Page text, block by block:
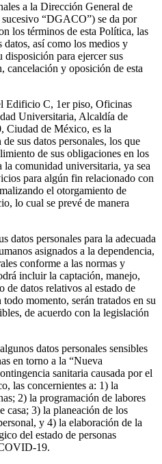
a la Dirección General de
“DGACO”) se da por
los términos de esta Política, las
así como los medios y
disposición para ejercer sus
cancelación y oposición de esta
C, 1er piso, Oficinas
Universitaria, Alcaldía de
Ciudad de México, es la
sus datos personales, los que
de sus obligaciones en los
la comunidad universitaria, ya sea
para algún fin relacionado con
el otorgamiento de
lo cual se prevé de manera
datos personales para la adecuada
asignados a la dependencia,
conforme a las normas y
incluir la captación, manejo,
de datos relativos al estado de
momento, serán tratados en su
de acuerdo con la legislación
datos personales sensibles
en torno a la “Nueva
sanitaria causada por el
las concernientes a: 1) la
2) la programación de labores
casa; 3) la planeación de los
y 4) la elaboración de la
del estado de personas
19.